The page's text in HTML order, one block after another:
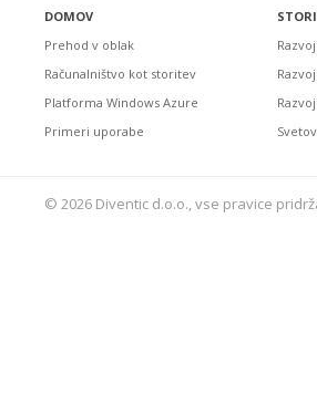
DOMOV
Prehod v oblak
Računalništvo kot storitev
Platforma Windows Azure
Primeri uporabe
© 2026 Diventic d.o.o., vse pravice